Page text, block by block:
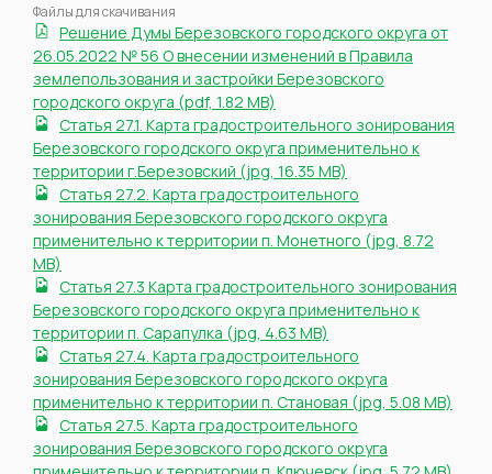
Файлы для скачивания
Решение Думы Березовского городского округа от
26.05.2022 № 56 О внесении изменений в Правила
землепользования и застройки Березовского
городского округа (pdf, 1.82 MB)
Статья 27.1. Карта градостроительного зонирования
Березовского городского округа применительно к
территории г.Березовский (jpg, 16.35 MB)
Статья 27.2. Карта градостроительного
зонирования Березовского городского округа
применительно к территории п. Монетного (jpg, 8.72
MB)
Статья 27.3 Карта градостроительного зонирования
Березовского городского округа применительно к
территории п. Сарапулка (jpg, 4.63 MB)
Статья 27.4. Карта градостроительного
зонирования Березовского городского округа
применительно к территории п. Становая (jpg, 5.08 MB)
Статья 27.5. Карта градостроительного
зонирования Березовского городского округа